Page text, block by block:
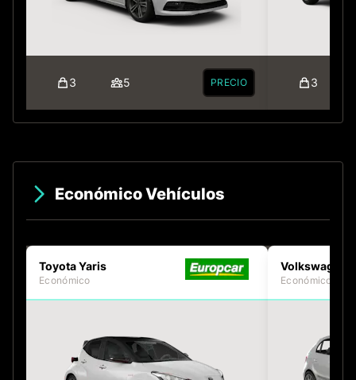
3 5 PRECIO 3
Económico Vehículos
Toyota Yaris
Económico
Volkswagen
Económico